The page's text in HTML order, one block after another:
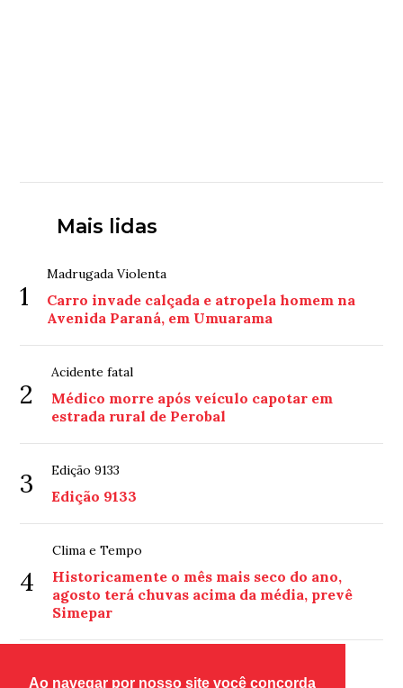
Ao navegar por nosso site você concorda
Mais lidas
1
Madrugada Violenta
Carro invade calçada e atropela homem na
Avenida Paraná, em Umuarama
2
Acidente fatal
Médico morre após veículo capotar em
estrada rural de Perobal
3 Edição 9133
Edição 9133
4
Clima e Tempo
Historicamente o mês mais seco do ano,
agosto terá chuvas acima da média, prevê
Simepar